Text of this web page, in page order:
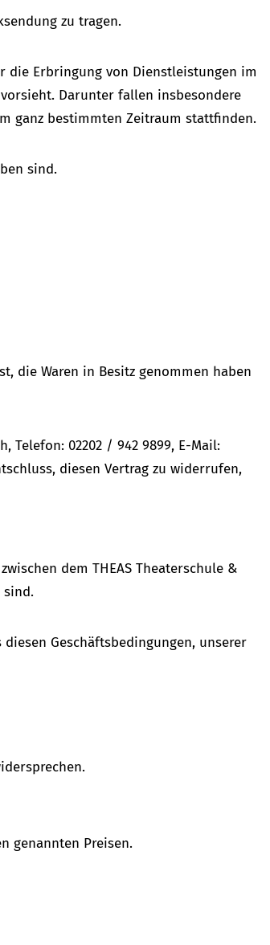
zu tragen.
die Erbringung von Dienstleistungen im
Darunter fallen insbesondere
ganz bestimmten Zeitraum stattfinden.
sind.
die Waren in Besitz genommen haben
Telefon: 02202 / 942 9899, E-Mail:
diesen Vertrag zu widerrufen,
dem THEAS Theaterschule &
sind.
Geschäftsbedingungen, unserer
genannten Preisen.